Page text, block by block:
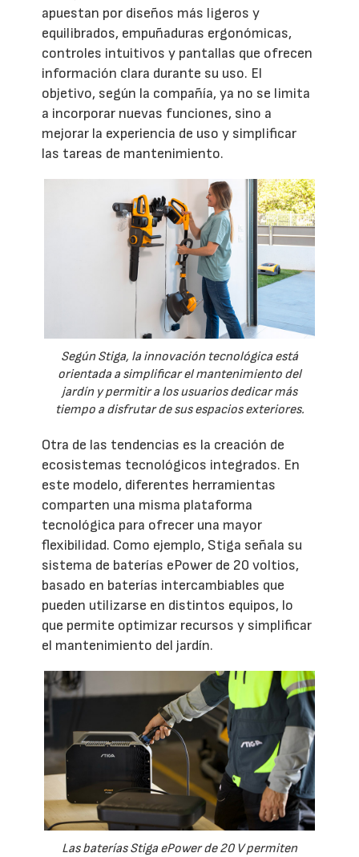
apuestan por diseños más ligeros y
equilibrados, empuñaduras ergonómicas,
controles intuitivos y pantallas que ofrecen
información clara durante su uso. El
objetivo, según la compañía, ya no se limita
a incorporar nuevas funciones, sino a
mejorar la experiencia de uso y simplificar
las tareas de mantenimiento.
Según Stiga, la innovación tecnológica está
orientada a simplificar el mantenimiento del
jardín y permitir a los usuarios dedicar más
tiempo a disfrutar de sus espacios exteriores.
Otra de las tendencias es la creación de
ecosistemas tecnológicos integrados. En
este modelo, diferentes herramientas
comparten una misma plataforma
tecnológica para ofrecer una mayor
flexibilidad. Como ejemplo, Stiga señala su
sistema de baterías ePower de 20 voltios,
basado en baterías intercambiables que
pueden utilizarse en distintos equipos, lo
que permite optimizar recursos y simplificar
el mantenimiento del jardín.
Las baterías Stiga ePower de 20 V permiten